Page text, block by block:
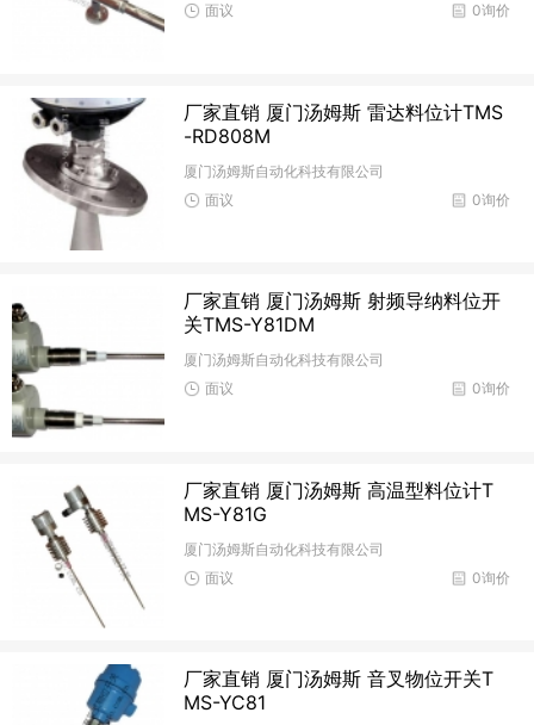
0询价
面议
厂家直销 厦门汤姆斯 雷达料位计TMS
-RD808M
厦门汤姆斯自动化科技有限公司
0询价
面议
厂家直销 厦门汤姆斯 射频导纳料位开
关TMS-Y81DM
厦门汤姆斯自动化科技有限公司
0询价
面议
厂家直销 厦门汤姆斯 高温型料位计T
MS-Y81G
厦门汤姆斯自动化科技有限公司
0询价
面议
厂家直销 厦门汤姆斯 音叉物位开关T
MS-YC81